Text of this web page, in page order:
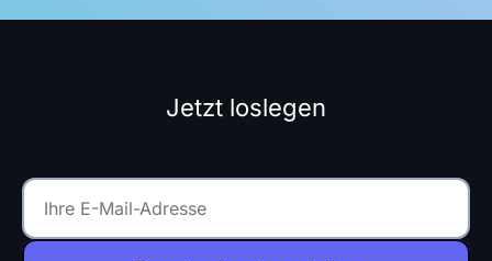
Jetzt loslegen